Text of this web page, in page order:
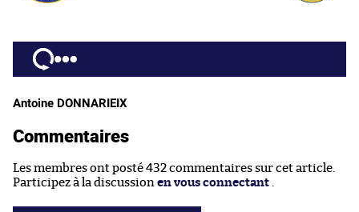
Antoine DONNARIEIX
Commentaires
Les membres ont posté 432 commentaires sur cet article.
Participez à la discussion en vous connectant .